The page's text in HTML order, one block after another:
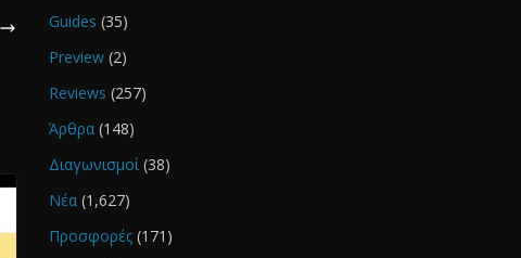
Guides (35)
Preview (2)
Reviews (257)
Άρθρα (148)
Διαγωνισμοί (38)
Νέα (1,627)
Προσφορές (171)